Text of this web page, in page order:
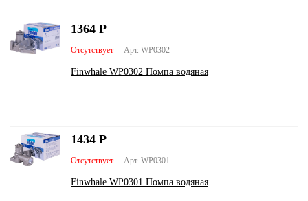
Арт. WP0302
Отсутствует
Finwhale WP0302 Помпа водяная
1364 Р
Арт. WP0301
Отсутствует
Finwhale WP0301 Помпа водяная
1434 Р